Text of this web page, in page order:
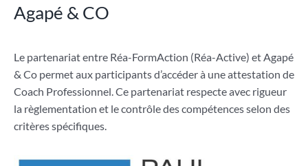
Agapé & CO
Le partenariat entre Réa-FormAction (Réa-Active) et Agapé
& Co permet aux participants d’accéder à une attestation de
Coach Professionnel. Ce partenariat respecte avec rigueur
la règlementation et le contrôle des compétences selon des
critères spécifiques.